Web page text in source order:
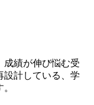
成績が伸び悩む受
設計している、学